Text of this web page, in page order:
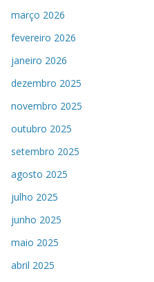
março 2026
fevereiro 2026
janeiro 2026
dezembro 2025
novembro 2025
outubro 2025
setembro 2025
agosto 2025
julho 2025
junho 2025
maio 2025
abril 2025